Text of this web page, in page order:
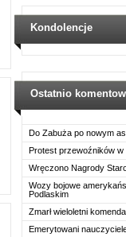
Kondolencje
Ostatnio
Do Zabuża po nowym
Protest przewoźników
Wręczono Nagrody
Wozy bojowe
Podlaskim
Zmarł wieloletni
Emerytowani